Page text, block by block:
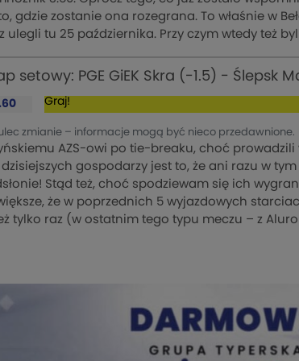
gdzie zostanie ona rozegrana. To właśnie w
ulegli tu 25 października. Przy czym wtedy też
setowy: PGE GiEK Skra (-1.5) - Ślepsk
Graj!
zmianie – informacje mogą być nieco przedawnione.
AZS-owi po tie-breaku, choć prowadzili
gospodarzy jest to, że ani razu w
Stąd też, choć spodziewam się ich
że w poprzednich 5 wyjazdowych
tylko raz (w ostatnim tego typu meczu – z